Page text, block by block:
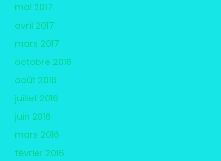
mai 2017
avril 2017
mars 2017
octobre 2016
août 2016
juillet 2016
juin 2016
mars 2016
février 2016